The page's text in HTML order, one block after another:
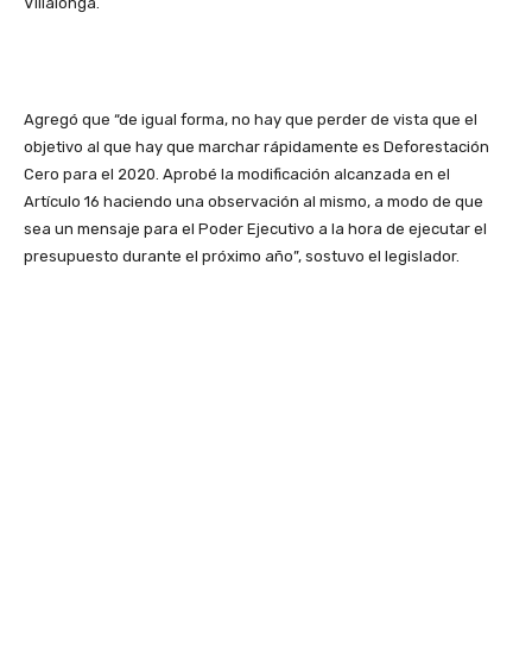
Agregó que “de igual forma, no hay que perder de vista que el
objetivo al que hay que marchar rápidamente es Deforestación
Cero para el 2020. Aprobé la modificación alcanzada en el
Artículo 16 haciendo una observación al mismo, a modo de que
sea un mensaje para el Poder Ejecutivo a la hora de ejecutar el
presupuesto durante el próximo año”, sostuvo el legislador.